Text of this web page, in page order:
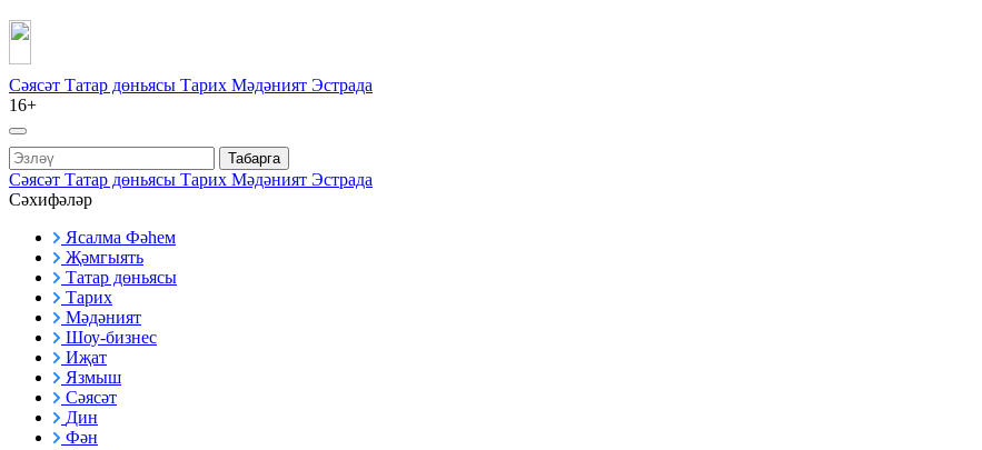
Сәясәт Татар дөньясы Тарих Мәдәният Эстрада
16+
Табарга
Сәясәт Татар дөньясы Тарих Мәдәният Эстрада
Сәхифәләр
Ясалма Фәһем
Җәмгыять
Татар дөньясы
Тарих
Мәдәният
Шоу-бизнес
Иҗат
Язмыш
Сәясәт
Дин
Фән